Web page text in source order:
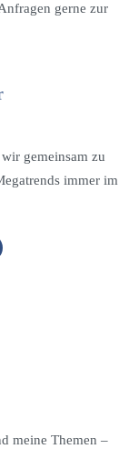
gerne zur
gemeinsam zu
immer im
meine Themen –